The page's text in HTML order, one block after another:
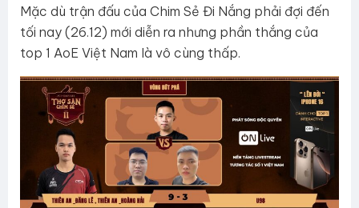
Mặc dù trận đấu của Chim Sẻ Đi Nắng phải đợi đến
tối nay (26.12) mới diễn ra nhưng phần thắng của
top 1 AoE Việt Nam là vô cùng thấp.